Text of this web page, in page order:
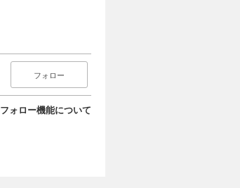
フォロー
フォロー機能について